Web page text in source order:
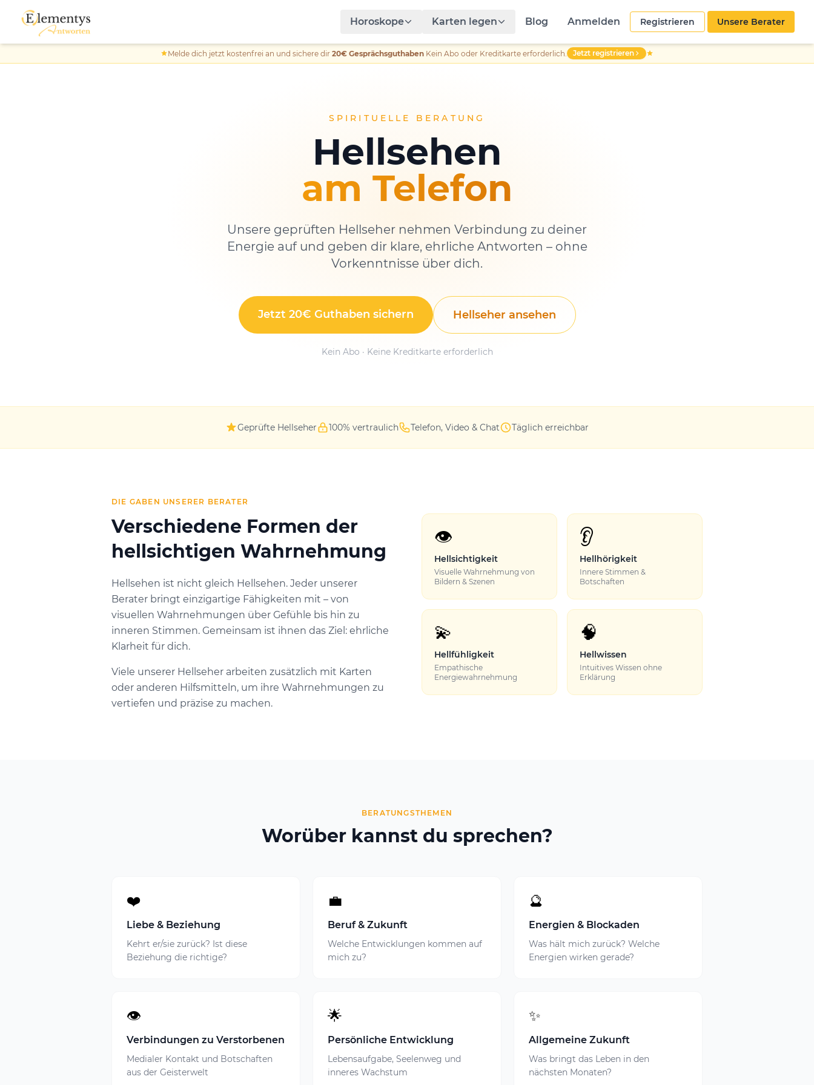
Horoskope Karten legen Blog Anmelden Registrieren Unsere Berater
Melde dich jetzt kostenfrei an und sichere dir 20€ Gesprächsguthaben Kein Abo oder Kreditkarte erforderlich. Jetzt registrieren
SPIRITUELLE BERATUNG
Hellsehen
am Telefon
Unsere geprüften Hellseher nehmen Verbindung zu deiner
Energie auf und geben dir klare, ehrliche Antworten – ohne
Vorkenntnisse über dich.
Jetzt 20€ Guthaben sichern Hellseher ansehen
Kein Abo · Keine Kreditkarte erforderlich
Geprüfte Hellseher 100% vertraulich Telefon, Video & Chat Täglich erreichbar
DIE GABEN UNSERER BERATER
Verschiedene Formen der
hellsichtigen Wahrnehmung
Hellsehen ist nicht gleich Hellsehen. Jeder unserer
Berater bringt einzigartige Fähigkeiten mit – von
visuellen Wahrnehmungen über Gefühle bis hin zu
inneren Stimmen. Gemeinsam ist ihnen das Ziel: ehrliche
Klarheit für dich.
Viele unserer Hellseher arbeiten zusätzlich mit Karten
oder anderen Hilfsmitteln, um ihre Wahrnehmungen zu
vertiefen und präzise zu machen.
👁️
Hellsichtigkeit
Visuelle Wahrnehmung von
Bildern & Szenen
👂
Hellhörigkeit
Innere Stimmen &
Botschaften
💫
Hellfühligkeit
Empathische
Energiewahrnehmung
🧠
Hellwissen
Intuitives Wissen ohne
Erklärung
BERATUNGSTHEMEN
Worüber kannst du sprechen?
❤️
Liebe & Beziehung
Kehrt er/sie zurück? Ist diese
Beziehung die richtige?
💼
Beruf & Zukunft
Welche Entwicklungen kommen auf
mich zu?
🔮
Energien & Blockaden
Was hält mich zurück? Welche
Energien wirken gerade?
👁️
Verbindungen zu Verstorbenen
Medialer Kontakt und Botschaften
aus der Geisterwelt
🌟
Persönliche Entwicklung
Lebensaufgabe, Seelenweg und
inneres Wachstum
✨
Allgemeine Zukunft
Was bringt das Leben in den
nächsten Monaten?